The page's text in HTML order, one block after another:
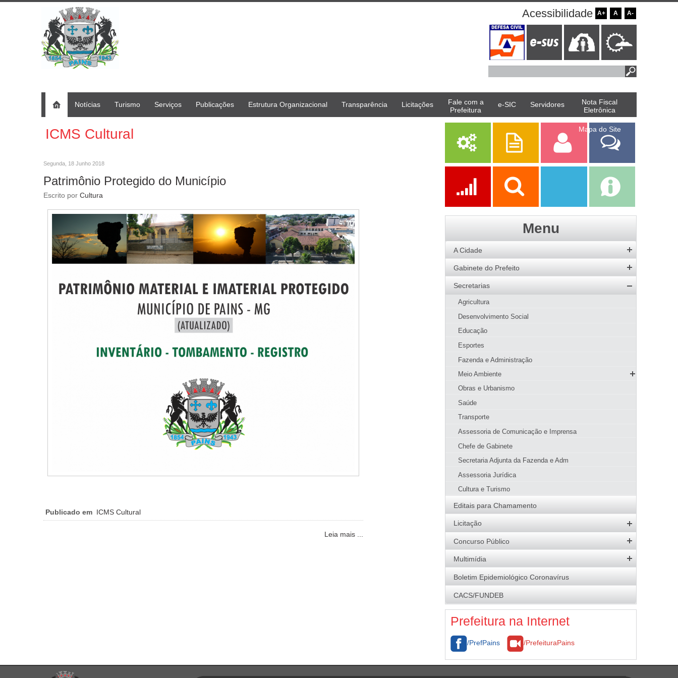
Acessibilidade A+ A A-
Notícias Turismo Serviços Publicações Estrutura Organizacional Transparência Licitações
Fale com a
Prefeitura
e-SIC Servidores
Nota Fiscal
Eletrônica
Mapa do Site
ICMS Cultural
Segunda, 18 Junho 2018
Patrimônio Protegido do Município
Escrito por Cultura
Publicado em ICMS Cultural
Leia mais ...
Serviços Publicações Servidor
Fale Com a
Prefeitura
Menu
A Cidade
História
Pastelarias
Bares, Lanchonetes e Sorveterias
Padarias
Gabinete do Prefeito
Prefeito
Vice-Prefeito
Agenda do Prefeito
Secretarias
Agricultura
Desenvolvimento Social
Educação
Esportes
Fazenda e Administração
Meio Ambiente
SMMA
Página Inicial SMMA
Apresentação
Objetivo Estratégico
Atribuições
Quem é Quem
Licenciamento Ambiental
Meio Ambiente
Serviços SMMA
Educação Ambiental
Denúncias
Uso de produtos e subprodutos florestais
Download
Fiscalização
Galeria de Imagens
Conselhos
Codema
Parques Municipais
Parque Natural Municipal Dona Ziza
Licenciamento Ambiental
Obras e Urbanismo
Saúde
Transporte
Assessoria de Comunicação e Imprensa
Chefe de Gabinete
Secretaria Adjunta da Fazenda e Adm
Assessoria Jurídica
Cultura e Turismo
Editais para Chamamento
Licitação
Editais Abertos
Atas de Registro de Preços
Resultados
Economia para o Município
Contratos
Concurso Público
Concursos Abertos
Resultados
Multimídia
Galeria de Fotos
Brasão
Boletim Epidemiológico Coronavírus
CACS/FUNDEB
Prefeitura na Internet
/PrefPains /PrefeituraPains